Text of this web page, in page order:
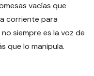
vacías que
corriente para
siempre es la voz de
que lo manipula.